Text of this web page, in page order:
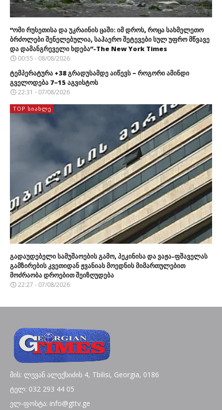
“ომი რუსეთისა და უკრაინის ცაში: იმ დროს, როცა სახმელეთო
ბრძოლები შენელებულია, საჰაერო შეტევები სულ უფრო მწვავე
და დამანგრეველი ხდება”-The New York Times
00:55 - 08/08/2026
ტემპერატურა +38 გრადუსამდე აიწევს – როგორი ამინდი
გველოდება 7–15 აგვისტოს
22:31 - 07/08/2026
TOP ᲡᲘᲐᲮᲚᲔ
გადაუდებელი სამუშაოების გამო, პეკინისა და ვაჟა-ფშაველას
გამზირების კვეთიდან ჟვანიას მოედნის მიმართულებით
მოძრაობა დროებით შეიზღუდება
22:27 - 07/08/2026
მის: ლევან ალექსიძის 4, Tbilisi, Georgia, 0186
ტელ: 032 293 44 05
ელ-ფოსტა: info@gttv.ge